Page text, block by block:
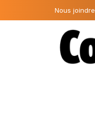
Nous joindre